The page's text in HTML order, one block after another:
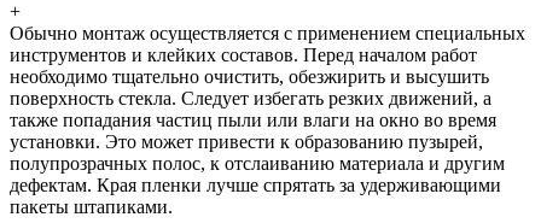
+
Обычно монтаж осуществляется с применением специальных
инструментов и клейких составов. Перед началом работ
необходимо тщательно очистить, обезжирить и высушить
поверхность стекла. Следует избегать резких движений, а
также попадания частиц пыли или влаги на окно во время
установки. Это может привести к образованию пузырей,
полупрозрачных полос, к отслаиванию материала и другим
дефектам. Края пленки лучше спрятать за удерживающими
пакеты штапиками.